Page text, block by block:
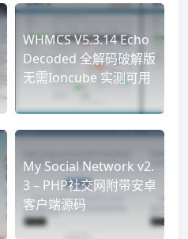
WHMCS V5.3.14 Echo
Decoded 全解码破解版
无需Ioncube 实测可用
My Social Network v2.
3 – PHP社交网附带安卓
客户端源码